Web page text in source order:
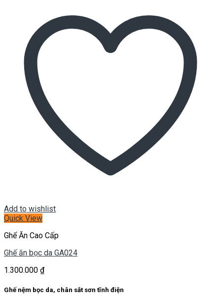
Add to wishlist
Quick View
Ghế Ăn Cao Cấp
Ghế ăn bọc da GA024
1.300.000 ₫
Ghế nệm bọc da, chân sắt sơn tĩnh điện